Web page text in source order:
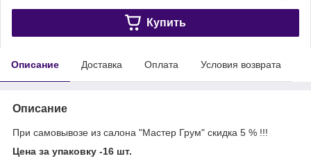
Купить
Описание Доставка Оплата Условия возврата
Описание
При самовывозе из салона "Мастер Грум" скидка 5 % !!!
Цена за упаковку -16 шт.